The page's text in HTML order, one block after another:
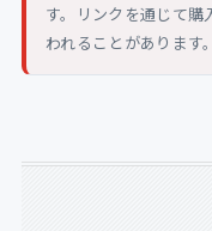
す。リンクを通じて
われることがあります。